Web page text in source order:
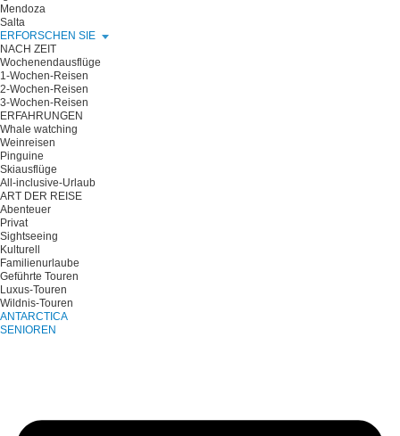
Mendoza
Salta
ERFORSCHEN SIE
NACH ZEIT
Wochenendausflüge
1-Wochen-Reisen
2-Wochen-Reisen
3-Wochen-Reisen
ERFAHRUNGEN
Whale watching
Weinreisen
Pinguine
Skiausflüge
All-inclusive-Urlaub
ART DER REISE
Abenteuer
Privat
Sightseeing
Kulturell
Familienurlaube
Geführte Touren
Luxus-Touren
Wildnis-Touren
ANTARCTICA
SENIOREN